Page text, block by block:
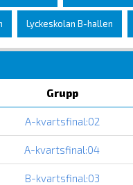
Lyckeskolan B-hallen
Grupp
A-kvartsfinal:02
A-kvartsfinal:04
B-kvartsfinal:03